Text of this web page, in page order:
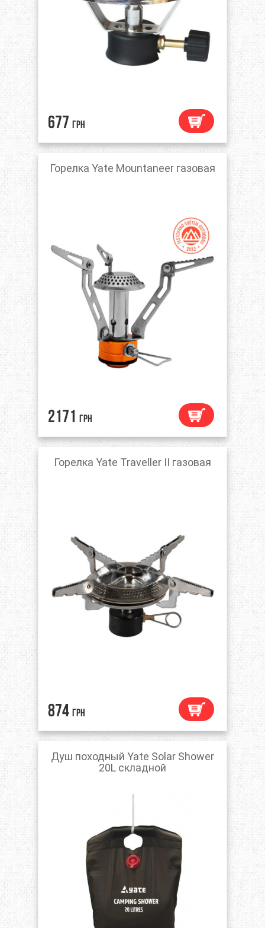
677 грн
Горелка Yate Mountaneer газовая
2171 грн
Горелка Yate Traveller II газовая
874 грн
Душ походный Yate Solar Shower
20L складной